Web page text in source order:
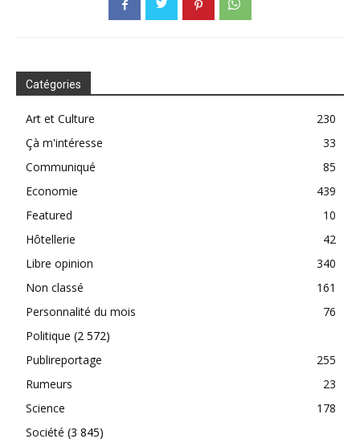
Catégories
Art et Culture
230
Çà m'intéresse
33
Communiqué
85
Economie
439
Featured
10
Hôtellerie
42
Libre opinion
340
Non classé
161
Personnalité du mois
76
Politique (2 572)
Publireportage
255
Rumeurs
23
Science
178
Société (3 845)